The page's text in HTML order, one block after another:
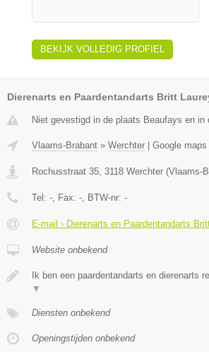
BEKIJK VOLLEDIG PROFIEL
Dierenarts en Paardentandarts Britt
Niet gevestigd in de plaats Beaufays en in
Vlaams-Brabant » Werchter Google maps
Rochusstraat 35 3118 Werchter (Vlaams-
Tel: - , Fax: - , BTW-nr: -
E-mail › Dierenarts en Paardentandarts
Website onbekend
Ik ben een paardentandarts en dierenarts
▼
Diensten onbekend
Openingstijden onbekend